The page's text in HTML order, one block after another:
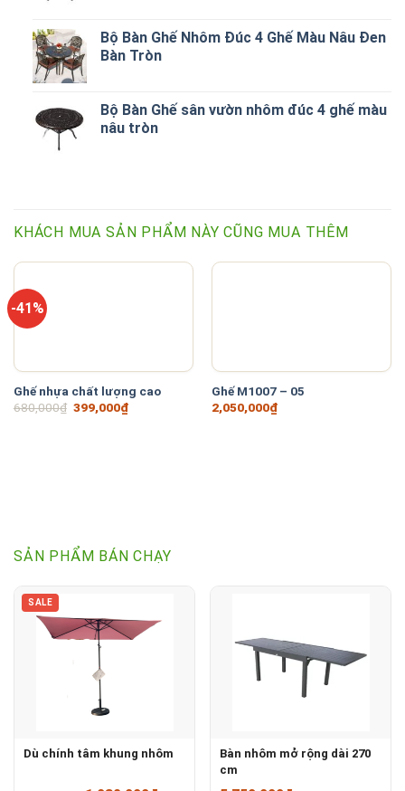
Bộ Bàn Ghế Nhôm Đúc 4 Ghế Màu Nâu Đen
Bàn Tròn
Bộ Bàn Ghế sân vườn nhôm đúc 4 ghế màu
nâu tròn
KHÁCH MUA SẢN PHẨM NÀY CŨNG MUA THÊM
-41%
Ghế nhựa chất lượng cao
680,000₫ Giá
gốc
399,000₫Giá
hiện
Ghế M1007 – 05
2,050,000₫
SẢN PHẨM BÁN CHẠY
SALE
Dù chính tâm khung nhôm
Bàn nhôm mở rộng dài 270
cm